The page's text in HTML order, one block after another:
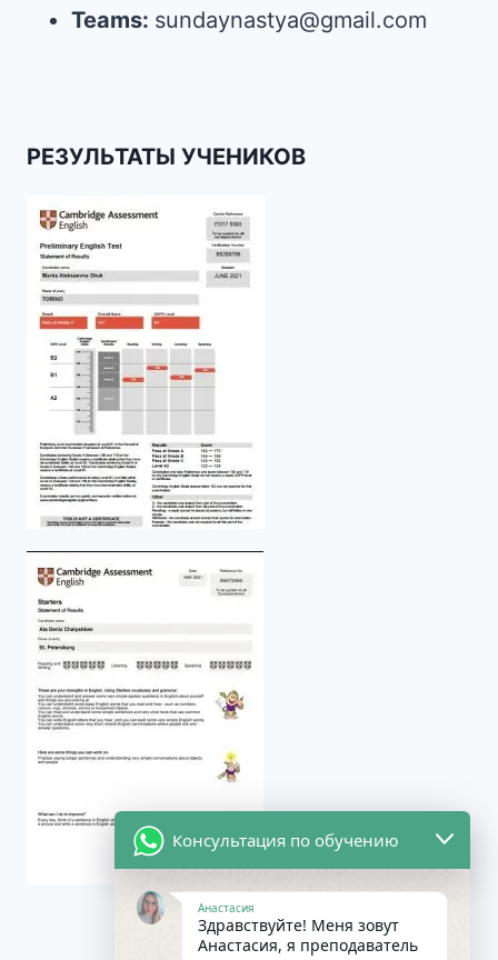
Teams: sundaynastya@gmail.com
РЕЗУЛЬТАТЫ УЧЕНИКОВ
Консультация по обучению
Анастасия
Здравствуйте! Меня зовут
Анастасия, я преподаватель